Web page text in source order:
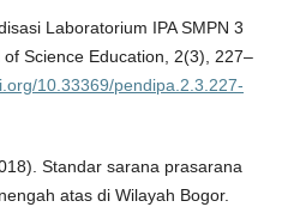
Laboratorium IPA SMPN 3
Science Education, 2(3), 227–
10.33369/pendipa.2.3.227-
Standar sarana prasarana
atas di Wilayah Bogor.